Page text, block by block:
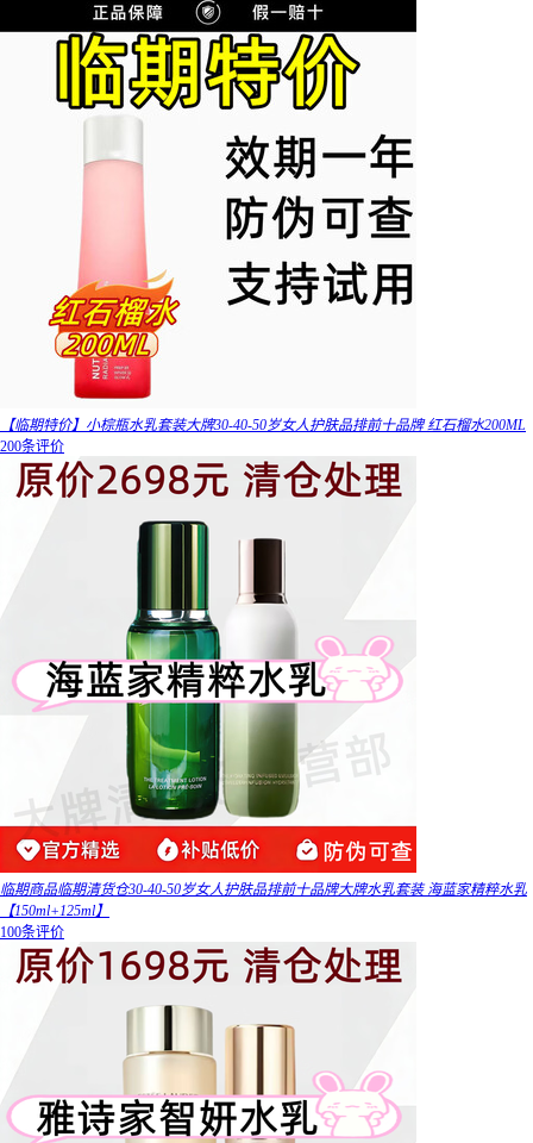
【临期特价】小棕瓶水乳套装大牌30-40-50岁女人护肤品排前十品牌 红石榴水200ML
200条评价
临期商品临期清货仓30-40-50岁女人护肤品排前十品牌大牌水乳套装 海蓝家精粹水乳
【150ml+125ml】
100条评价